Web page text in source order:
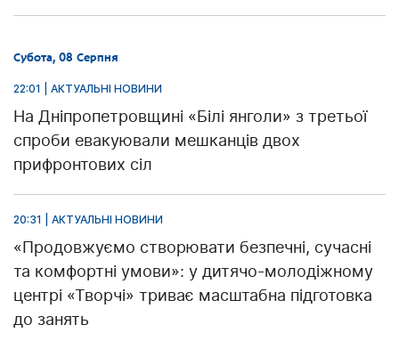
Субота, 08 Серпня
22:01 | АКТУАЛЬНІ НОВИНИ
На Дніпропетровщині «Білі янголи» з третьої
спроби евакуювали мешканців двох
прифронтових сіл
20:31 | АКТУАЛЬНІ НОВИНИ
«Продовжуємо створювати безпечні, сучасні
та комфортні умови»: у дитячо-молодіжному
центрі «Творчі» триває масштабна підготовка
до занять